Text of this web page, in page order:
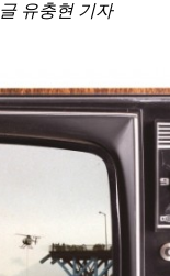
글 유충현 기자